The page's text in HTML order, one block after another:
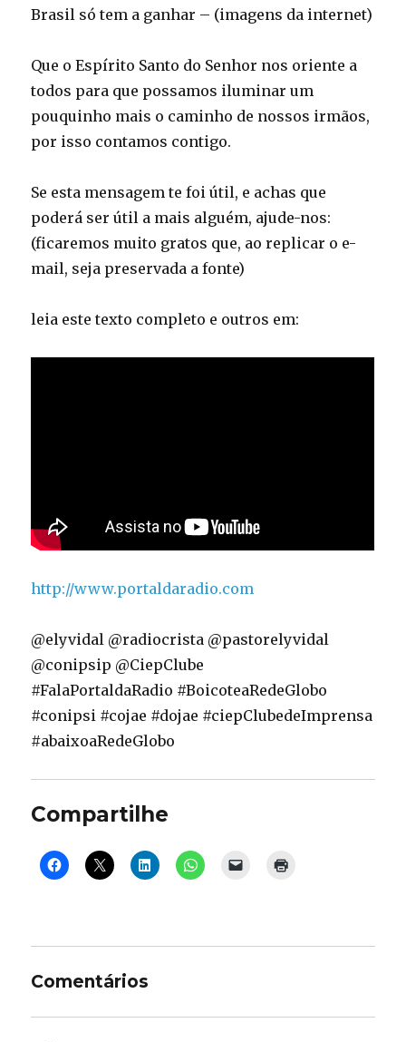
Brasil só tem a ganhar – (imagens da internet)
Que o Espírito Santo do Senhor nos oriente a
todos para que possamos iluminar um
pouquinho mais o caminho de nossos irmãos,
por isso contamos contigo.
Se esta mensagem te foi útil, e achas que
poderá ser útil a mais alguém, ajude-nos:
(ficaremos muito gratos que, ao replicar o e-
mail, seja preservada a fonte)
leia este texto completo e outros em:
http://www.portaldaradio.com
@elyvidal @radiocrista @pastorelyvidal
@conipsip @CiepClube
#FalaPortaldaRadio #BoicoteaRedeGlobo
#conipsi #cojae #dojae #ciepClubedeImprensa
#abaixoaRedeGlobo
Compartilhe
Comentários